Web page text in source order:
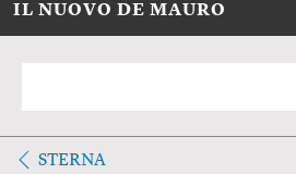
IL NUOVO DE MAURO
STERNA